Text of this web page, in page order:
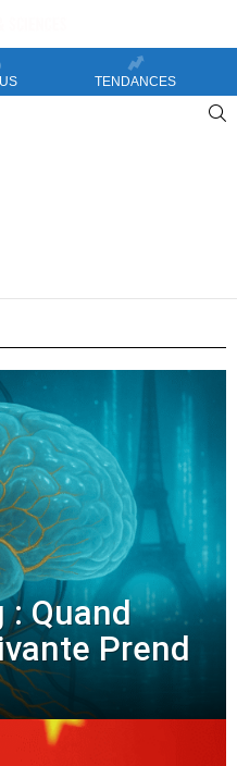
TENDANCES
Quand
Prend